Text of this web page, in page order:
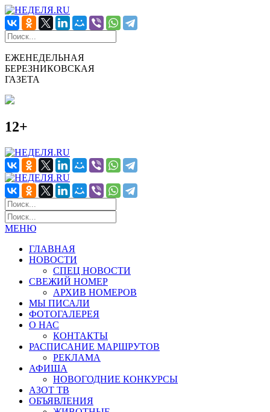
ЕЖЕНЕДЕЛЬНАЯ
БЕРЕЗНИКОВСКАЯ
ГАЗЕТА
12+
МЕНЮ
ГЛАВНАЯ
НОВОСТИ
СПЕЦ НОВОСТИ
СВЕЖИЙ НОМЕР
АРХИВ НОМЕРОВ
МЫ ПИСАЛИ
ФОТОГАЛЕРЕЯ
О НАС
КОНТАКТЫ
РАСПИСАНИЕ МАРШРУТОВ
РЕКЛАМА
АФИША
НОВОГОДНИЕ КОНКУРСЫ
АЗОТ ТВ
ОБЪЯВЛЕНИЯ